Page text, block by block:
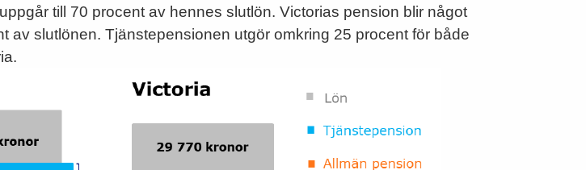
till 70 procent av hennes slutlön. Victorias pension blir något
av slutlönen. Tjänstepensionen utgör omkring 25 procent för både